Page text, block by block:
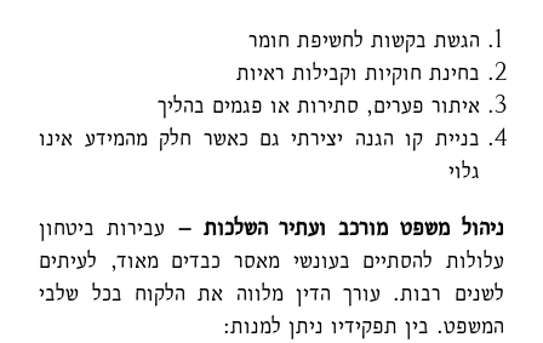
הגשת בקשות לחשיפת חומר
בחינת חוקיות וקבילות ראיות
איתור פערים, סתירות או פגמים בהליך
בניית קו הגנה יצירתי גם כאשר חלק מהמידע אינו
גלוי
ניהול משפט מורכב ועתיר השלכות – עבירות ביטחון
עלולות להסתיים בעונשי מאסר כבדים מאוד, לעיתים
לשנים רבות. עורך הדין מלווה את הלקוח בכל שלבי
המשפט. בין תפקידיו ניתן למנות: